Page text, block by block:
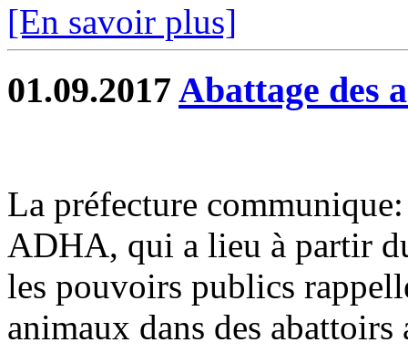
[En savoir plus]
01.09.2017 Abattage des
La préfecture
ADHA, qui a lieu à partir
les pouvoirs publics
animaux dans des